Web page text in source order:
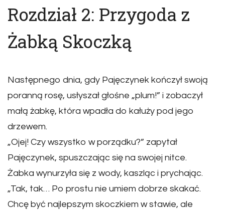
Rozdział 2: Przygoda z
Żabką Skoczką
Następnego dnia, gdy Pajęczynek kończył swoją
poranną rosę, usłyszał głośne „plum!” i zobaczył
małą żabkę, która wpadła do kałuży pod jego
drzewem.
„Ojej! Czy wszystko w porządku?” zapytał
Pajęczynek, spuszczając się na swojej nitce.
Żabka wynurzyła się z wody, kaszląc i prychając.
„Tak, tak… Po prostu nie umiem dobrze skakać.
Chcę być najlepszym skoczkiem w stawie, ale